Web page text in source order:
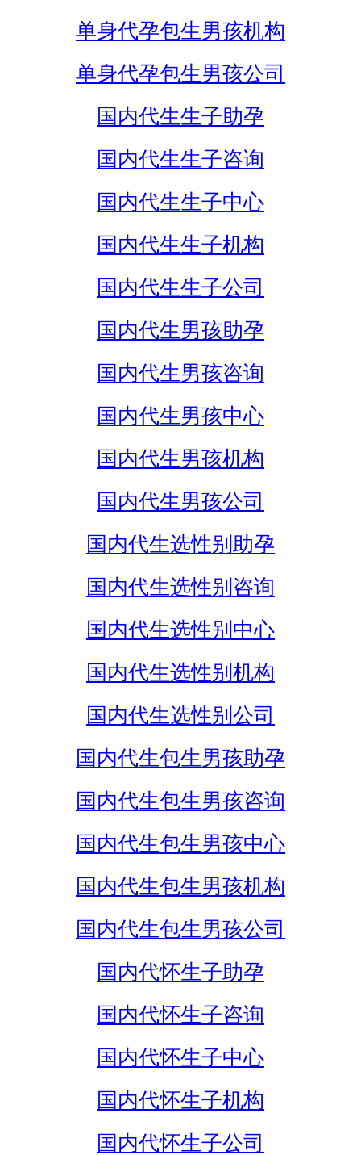
单身代孕包生男孩机构
单身代孕包生男孩公司
国内代生生子助孕
国内代生生子咨询
国内代生生子中心
国内代生生子机构
国内代生生子公司
国内代生男孩助孕
国内代生男孩咨询
国内代生男孩中心
国内代生男孩机构
国内代生男孩公司
国内代生选性别助孕
国内代生选性别咨询
国内代生选性别中心
国内代生选性别机构
国内代生选性别公司
国内代生包生男孩助孕
国内代生包生男孩咨询
国内代生包生男孩中心
国内代生包生男孩机构
国内代生包生男孩公司
国内代怀生子助孕
国内代怀生子咨询
国内代怀生子中心
国内代怀生子机构
国内代怀生子公司